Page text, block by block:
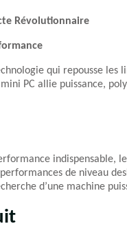
Révolutionnaire
qui repousse
PC allie puissance,
indispensable,
de niveau
d’une machine